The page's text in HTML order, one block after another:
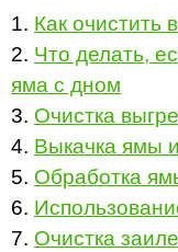
1. Как очистить
2. Что делать,
яма с дном
3. Очистка
4. Выкачка ямы
5. Обработка
6.
7. Очистка